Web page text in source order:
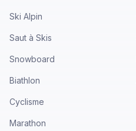
Ski Alpin
Saut à Skis
Snowboard
Biathlon
Cyclisme
Marathon